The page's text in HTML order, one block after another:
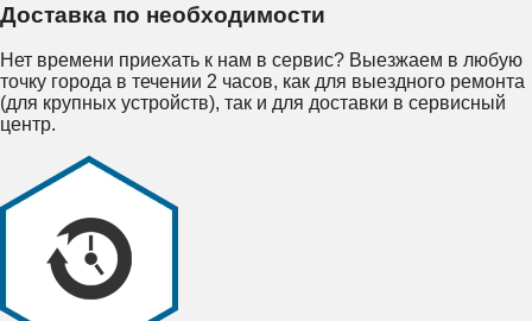
Доставка по необходимости
Нет времени приехать к нам в сервис? Выезжаем в любую
точку города в течении 2 часов, как для выездного ремонта
(для крупных устройств), так и для доставки в сервисный
центр.